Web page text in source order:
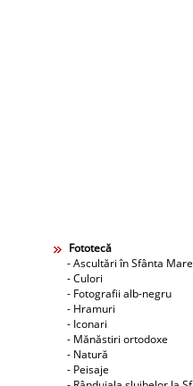
Fototecă
- Ascultări în Sfânta
- Culori
- Fotografii alb-negru
- Hramuri
- Iconari
- Mănăstiri ortodoxe
- Natură
- Peisaje